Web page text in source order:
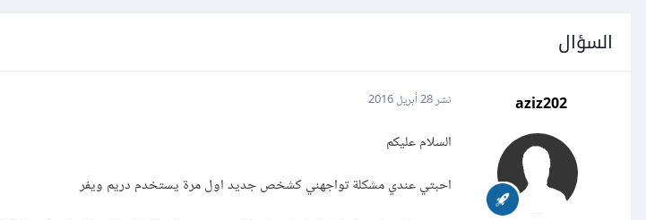
السؤال
aziz202 نشر28 أبريل 2016
السلام عليكم
احبتي عندي مشكلة تواجهني كشخص جديد اول مرة يستخدم دريم ويفر